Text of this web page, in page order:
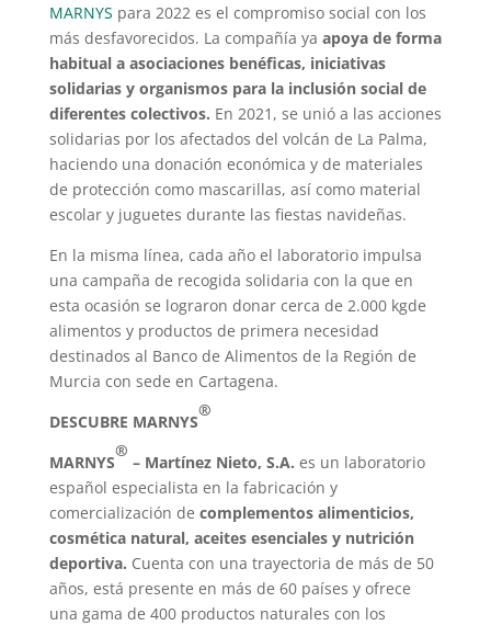
MARNYS para 2022 es el compromiso social con los
más desfavorecidos. La compañía ya apoya de forma
habitual a asociaciones benéficas, iniciativas
solidarias y organismos para la inclusión social de
diferentes colectivos. En 2021, se unió a las acciones
solidarias por los afectados del volcán de La Palma,
haciendo una donación económica y de materiales
de protección como mascarillas, así como material
escolar y juguetes durante las fiestas navideñas.
En la misma línea, cada año el laboratorio impulsa
una campaña de recogida solidaria con la que en
esta ocasión se lograron donar cerca de 2.000 kgde
alimentos y productos de primera necesidad
destinados al Banco de Alimentos de la Región de
Murcia con sede en Cartagena.
DESCUBRE MARNYS
®
MARNYS
®
– Martínez Nieto, S.A. es un laboratorio
español especialista en la fabricación y
comercialización de complementos alimenticios,
cosmética natural, aceites esenciales y nutrición
deportiva. Cuenta con una trayectoria de más de 50
años, está presente en más de 60 países y ofrece
una gama de 400 productos naturales con los